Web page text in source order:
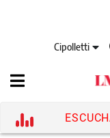
Cipolletti